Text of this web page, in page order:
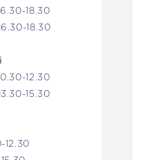
18.30
18.30
12.30
15.30
12.30